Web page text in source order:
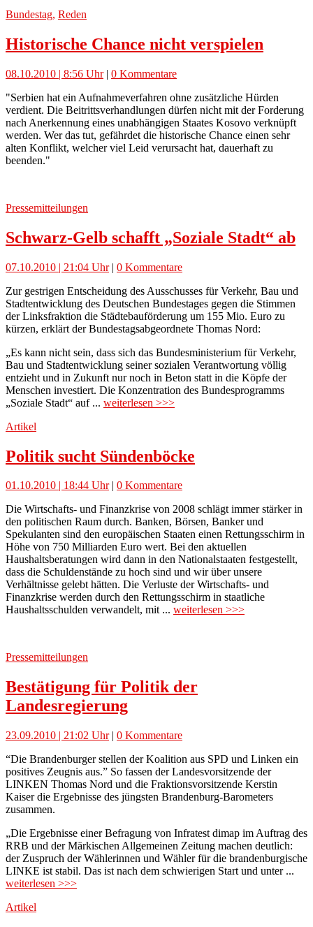
Bundestag, Reden
Historische Chance nicht verspielen
08.10.2010 | 8:56 Uhr| 0 Kommentare
"Serbien hat ein Aufnahmeverfahren ohne zusätzliche Hürden
verdient. Die Beitrittsverhandlungen dürfen nicht mit der Forderung
nach Anerkennung eines unabhängigen Staates Kosovo verknüpft
werden. Wer das tut, gefährdet die historische Chance einen sehr
alten Konflikt, welcher viel Leid verursacht hat, dauerhaft zu
beenden."
Pressemitteilungen
Schwarz-Gelb schafft „Soziale Stadt“ ab
07.10.2010 | 21:04 Uhr| 0 Kommentare
Zur gestrigen Entscheidung des Ausschusses für Verkehr, Bau und
Stadtentwicklung des Deutschen Bundestages gegen die Stimmen
der Linksfraktion die Städtebauförderung um 155 Mio. Euro zu
kürzen, erklärt der Bundestagsabgeordnete Thomas Nord:
„Es kann nicht sein, dass sich das Bundesministerium für Verkehr,
Bau und Stadtentwicklung seiner sozialen Verantwortung völlig
entzieht und in Zukunft nur noch in Beton statt in die Köpfe der
Menschen investiert. Die Konzentration des Bundesprogramms
„Soziale Stadt“ auf ... weiterlesen >>>
Artikel
Politik sucht Sündenböcke
01.10.2010 | 18:44 Uhr| 0 Kommentare
Die Wirtschafts- und Finanzkrise von 2008 schlägt immer stärker in
den politischen Raum durch. Banken, Börsen, Banker und
Spekulanten sind den europäischen Staaten einen Rettungsschirm in
Höhe von 750 Milliarden Euro wert. Bei den aktuellen
Haushaltsberatungen wird dann in den Nationalstaaten festgestellt,
dass die Schuldenstände zu hoch sind und wir über unsere
Verhältnisse gelebt hätten. Die Verluste der Wirtschafts- und
Finanzkrise werden durch den Rettungsschirm in staatliche
Haushaltsschulden verwandelt, mit ... weiterlesen >>>
Pressemitteilungen
Bestätigung für Politik der
Landesregierung
23.09.2010 | 21:02 Uhr| 0 Kommentare
“Die Brandenburger stellen der Koalition aus SPD und Linken ein
positives Zeugnis aus.” So fassen der Landesvorsitzende der
LINKEN Thomas Nord und die Fraktionsvorsitzende Kerstin
Kaiser die Ergebnisse des jüngsten Brandenburg-Barometers
zusammen.
„Die Ergebnisse einer Befragung von Infratest dimap im Auftrag des
RRB und der Märkischen Allgemeinen Zeitung machen deutlich:
der Zuspruch der Wählerinnen und Wähler für die brandenburgische
LINKE ist stabil. Das ist nach dem schwierigen Start und unter ...
weiterlesen >>>
Artikel